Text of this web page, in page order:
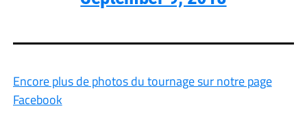
Encore plus de photos du tournage sur notre page
Facebook